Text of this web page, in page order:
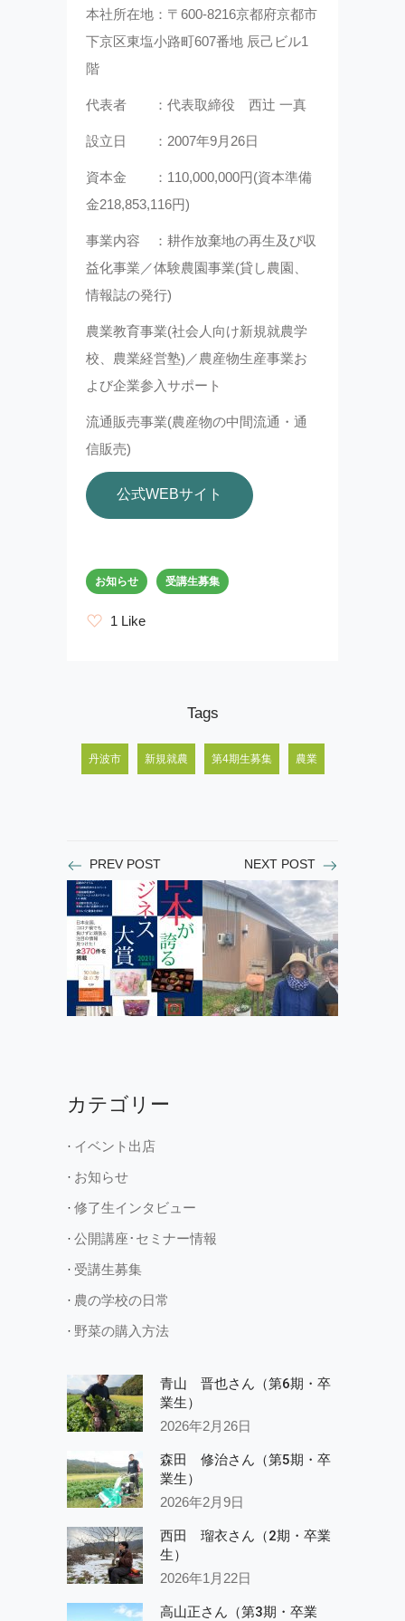
本社所在地：〒600-8216京都府京都市
下京区東塩小路町607番地 辰己ビル1
階
代表者 ：代表取締役 西辻 一真
設立日 ：2007年9月26日
資本金 ：110,000,000円(資本準備
金218,853,116円)
事業内容 ：耕作放棄地の再生及び収
益化事業／体験農園事業(貸し農園、
情報誌の発行)
農業教育事業(社会人向け新規就農学
校、農業経営塾)／農産物生産事業お
よび企業参入サポート
流通販売事業(農産物の中間流通・通
信販売)
公式WEBサイト
お知らせ 受講生募集
1 Like
Tags
丹波市 新規就農 第4期生募集 農業
PREV POST NEXT POST
カテゴリー
イベント出店
お知らせ
修了生インタビュー
公開講座･セミナー情報
受講生募集
農の学校の日常
野菜の購入方法
青山 晋也さん（第6期・卒
業生）
2026年2月26日
森田 修治さん（第5期・卒
業生）
2026年2月9日
西田 瑠衣さん（2期・卒業
生）
2026年1月22日
高山正さん（第3期・卒業